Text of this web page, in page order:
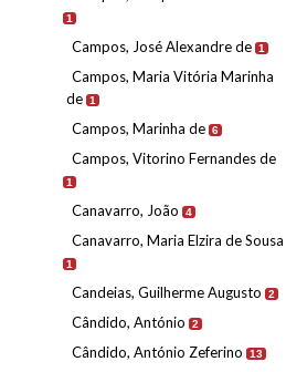
1
Campos, José Alexandre de 1
Campos, Maria Vitória Marinha
de 1
Campos, Marinha de 6
Campos, Vitorino Fernandes de
1
Canavarro, João 4
Canavarro, Maria Elzira de Sousa
1
Candeias, Guilherme Augusto 2
Cândido, António 2
Cândido, António Zeferino 13